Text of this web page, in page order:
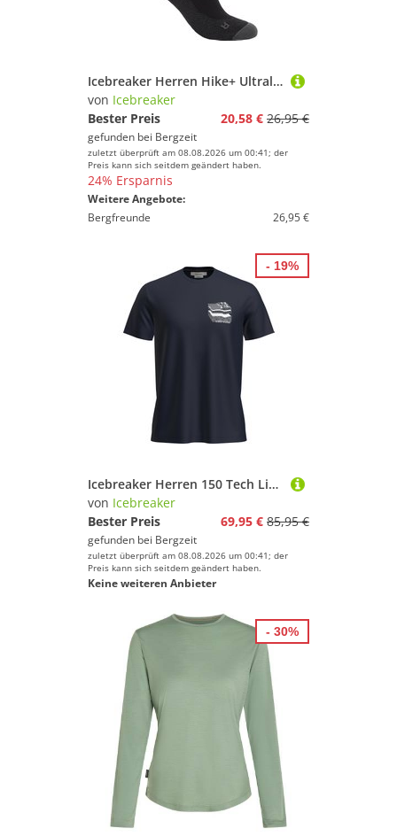
Tischtennis
Turnen & Gymnastik
Volleyball
Wandern
Erfolg mit Deinem Sport.
Icebreaker Herren Hike+ Ultralight Quarter Socken
von Icebreaker
Bester Preis
20,58 € 26,95 €
gefunden bei Bergzeit
zuletzt überprüft am 08.08.2026 um 00:41; der
Preis kann sich seitdem geändert haben.
24% Ersparnis
Weitere Angebote:
Bergfreunde
26,95 €
Icebreaker Herren 150 Tech Lite Evolving Layer T-Shirt
von Icebreaker
Bester Preis
69,95 € 85,95 €
gefunden bei Bergzeit
zuletzt überprüft am 08.08.2026 um 00:41; der
Preis kann sich seitdem geändert haben.
Keine weiteren Anbieter
- 19%
- 30%